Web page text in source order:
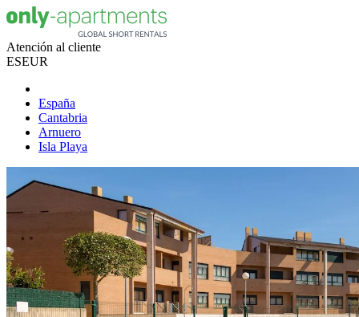
Atención al cliente
ESEUR
España
Cantabria
Arnuero
Isla Playa